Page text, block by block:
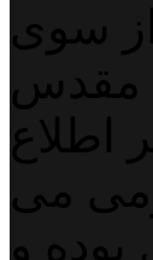
پایگاه خبری خبربین آنلاین به شماره ثبت ۸۹۱۵۵ از سوی
مقدس
اطلاع
می
بوده و